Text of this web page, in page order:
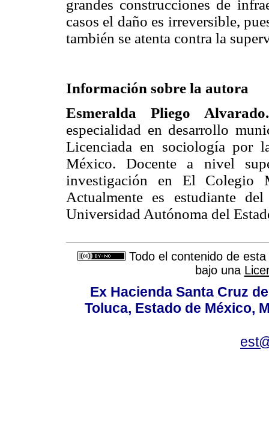
grandes construcciones de
casos el daño es irreversible,
también se atenta contra la
Información sobre la autora
Esmeralda Pliego Alvarado.
especialidad en desarrollo
Licenciada en sociología por
México. Docente a nivel
investigación en El Colegio
Actualmente es estudiante
Universidad Autónoma del
Todo el contenido de
bajo una
Ex Hacienda Santa Cruz
Toluca, Estado de México,